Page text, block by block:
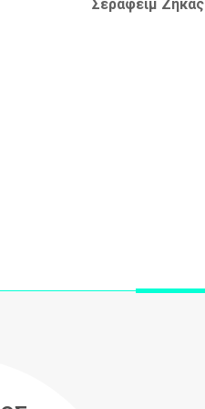
Σεραφείμ Ζήκας